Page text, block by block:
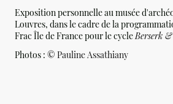
Exposition personnelle au musée
Louvres, dans le cadre de la
Frac Île de France pour le cycleBerserk
Photos : © Pauline Assathiany